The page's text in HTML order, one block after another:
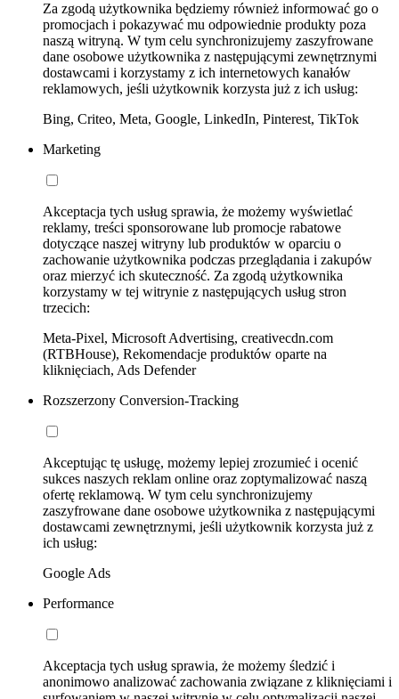
Za zgodą użytkownika będziemy również informować go o
promocjach i pokazywać mu odpowiednie produkty poza
naszą witryną. W tym celu synchronizujemy zaszyfrowane
dane osobowe użytkownika z następującymi zewnętrznymi
dostawcami i korzystamy z ich internetowych kanałów
reklamowych, jeśli użytkownik korzysta już z ich usług:
Bing, Criteo, Meta, Google, LinkedIn, Pinterest, TikTok
Marketing
Akceptacja tych usług sprawia, że możemy wyświetlać
reklamy, treści sponsorowane lub promocje rabatowe
dotyczące naszej witryny lub produktów w oparciu o
zachowanie użytkownika podczas przeglądania i zakupów
oraz mierzyć ich skuteczność. Za zgodą użytkownika
korzystamy w tej witrynie z następujących usług stron
trzecich:
Meta-Pixel, Microsoft Advertising, creativecdn.com
(RTBHouse), Rekomendacje produktów oparte na
kliknięciach, Ads Defender
Rozszerzony Conversion-Tracking
Akceptując tę usługę, możemy lepiej zrozumieć i ocenić
sukces naszych reklam online oraz zoptymalizować naszą
ofertę reklamową. W tym celu synchronizujemy
zaszyfrowane dane osobowe użytkownika z następującymi
dostawcami zewnętrznymi, jeśli użytkownik korzysta już z
ich usług:
Google Ads
Performance
Akceptacja tych usług sprawia, że możemy śledzić i
anonimowo analizować zachowania związane z kliknięciami i